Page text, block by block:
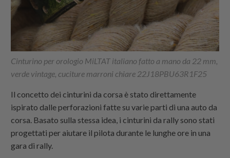
Cinturino per orologio MiLTAT italiano fatto a mano da 22 mm,
verde vintage, cuciture marroni chiare 22J18PBU63R1F25
Il concetto dei cinturini da corsa è stato direttamente
ispirato dalle perforazioni fatte su varie parti di una auto da
corsa. Basato sulla stessa idea, i cinturini da rally sono stati
progettati per aiutare il pilota durante le lunghe ore in una
gara di rally.